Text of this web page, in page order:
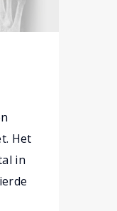
Het
in